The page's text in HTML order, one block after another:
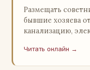
Размещать
бывшие хозяева
канализацию,
А. Алешин». …
Читать онлайн →